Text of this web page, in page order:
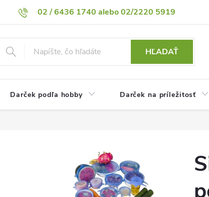
02 / 6436 1740 alebo 02/2220 5919
Vrátenie tovaru Podmienky ochrany osobných údajov
HĽADAŤ
Darček podľa hobby Darček na príležitosť